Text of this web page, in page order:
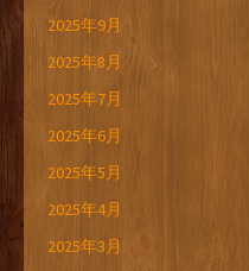
2025年9月
2025年8月
2025年7月
2025年6月
2025年5月
2025年4月
2025年3月